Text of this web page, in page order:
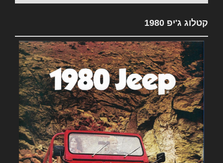
קטלוג ג'יפ 1980